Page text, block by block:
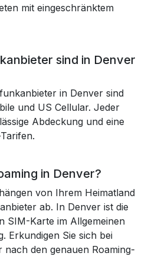
mit eingeschränktem
sind in Denver
in Denver sind
und US Cellular. Jeder
Abdeckung und eine
in Denver?
von Ihrem Heimatland
ab. In Denver ist die
SIM-Karte im Allgemeinen
Erkundigen Sie sich bei
nach den genauen Roaming-